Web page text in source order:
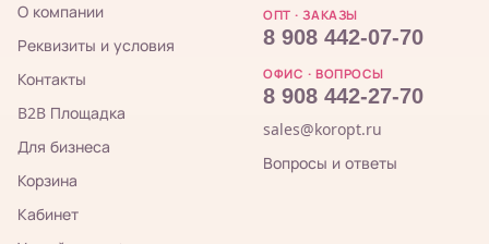
О компании
Реквизиты и условия
Контакты
B2B Площадка
Для бизнеса
Корзина
Кабинет
ОПТ · ЗАКАЗЫ
8 908 442-07-70
ОФИС · ВОПРОСЫ
8 908 442-27-70
sales@koropt.ru
Вопросы и ответы